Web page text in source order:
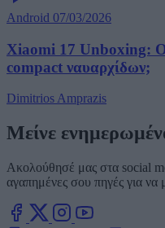
Android 07/03/2026
Xiaomi 17 Unboxing: Ο
compact ναυαρχίδων;
Dimitrios Amprazis
Μείνε
Ακολούθησέ μας στα social
αγαπημένες σου πηγές για να